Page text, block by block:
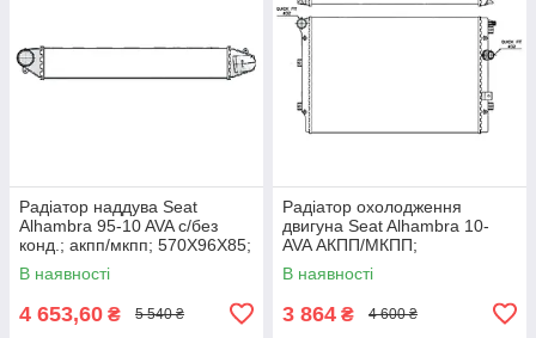
Радіатор наддува Seat
Alhambra 95-10 AVA с/без
конд.; акпп/мкпп; 570X96X85;
(1.9 TDI)
В наявності
4 653,60 ₴ 5 540 ₴
Радіатор охолодження
двигуна Seat Alhambra 10-
AVA АКПП/МКПП;
650X452X43; (1.8 TSI/2.0
TDI/2.0 TSI/1.4/2.0/1.4 TSI)
В наявності
3 864 ₴ 4 600 ₴